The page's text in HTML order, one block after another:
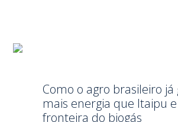
Como o agro brasileiro já
mais energia que Itaipu
fronteira do biogás